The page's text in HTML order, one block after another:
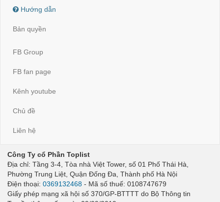
Hướng dẫn
Bản quyền
FB Group
FB fan page
Kênh youtube
Chủ đề
Liên hệ
Công Ty cổ Phần Toplist
Địa chỉ: Tầng 3-4, Tòa nhà Việt Tower, số 01 Phố Thái Hà,
Phường Trung Liệt, Quận Đống Đa, Thành phố Hà Nội
Điện thoại: 0369132468 - Mã số thuế: 0108747679
Giấy phép mạng xã hội số 370/GP-BTTTT do Bộ Thông tin